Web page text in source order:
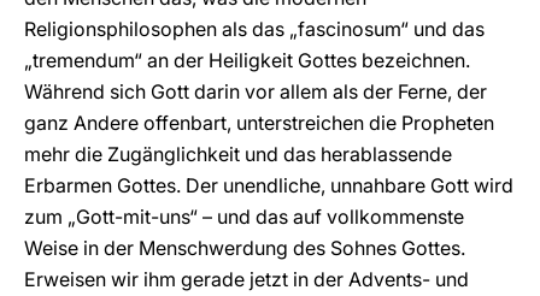
Religionsphilosophen als das „fascinosum“ und das
„tremendum“ an der Heiligkeit Gottes bezeichnen.
Während sich Gott darin vor allem als der Ferne, der
ganz Andere offenbart, unterstreichen die Propheten
mehr die Zugänglichkeit und das herablassende
Erbarmen Gottes. Der unendliche, unnahbare Gott wird
zum „Gott-mit-uns“ – und das auf vollkommenste
Weise in der Menschwerdung des Sohnes Gottes.
Erweisen wir ihm gerade jetzt in der Advents- und